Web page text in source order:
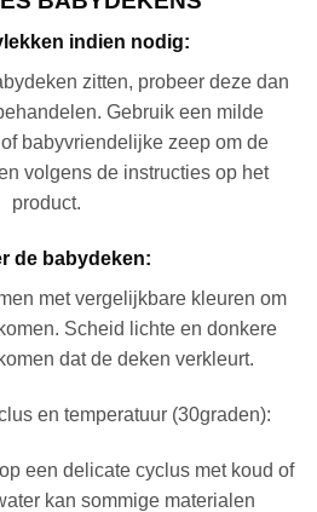
indien nodig:
zitten, probeer deze dan
Gebruik een milde
babyvriendelijke zeep om de
volgens de instructies op het
product.
de babydeken:
met vergelijkbare kleuren om
Scheid lichte en donkere
dat de deken verkleurt.
en temperatuur (30graden):
een delicate cyclus met koud of
kan sommige materialen